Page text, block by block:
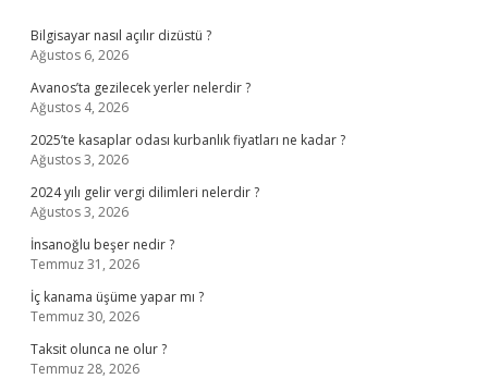
Bilgisayar nasıl açılır dizüstü ?
Ağustos 6, 2026
Avanos’ta gezilecek yerler nelerdir ?
Ağustos 4, 2026
2025’te kasaplar odası kurbanlık fiyatları ne kadar ?
Ağustos 3, 2026
2024 yılı gelir vergi dilimleri nelerdir ?
Ağustos 3, 2026
İnsanoğlu beşer nedir ?
Temmuz 31, 2026
İç kanama üşüme yapar mı ?
Temmuz 30, 2026
Taksit olunca ne olur ?
Temmuz 28, 2026